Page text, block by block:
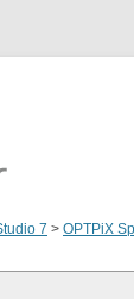
7 > OPTPiX